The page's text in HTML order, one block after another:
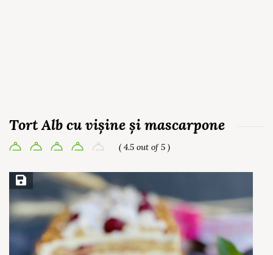
Tort Alb cu vișine și mascarpone
( 4.5 out of 5 )
Save Recipe